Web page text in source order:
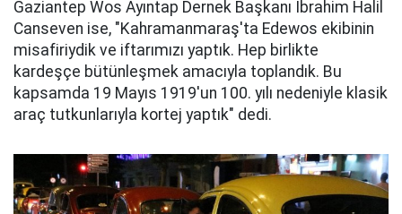
Gaziantep Wos Ayıntap Dernek Başkanı İbrahim Halil
Canseven ise, "Kahramanmaraş'ta Edewos ekibinin
misafiriydik ve iftarımızı yaptık. Hep birlikte
kardeşçe bütünleşmek amacıyla toplandık. Bu
kapsamda 19 Mayıs 1919'un 100. yılı nedeniyle klasik
araç tutkunlarıyla kortej yaptık" dedi.